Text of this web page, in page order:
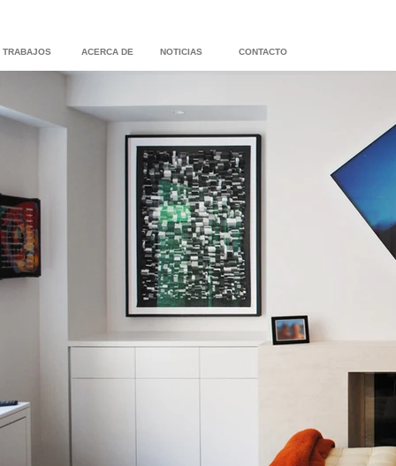
TRABAJOS ACERCA DE NOTICIAS CONTACTO